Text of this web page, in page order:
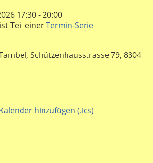
17:30 - 20:00
Teil einerTermin-Serie
Schützenhausstrasse 79, 8304
hinzufügen (.ics)